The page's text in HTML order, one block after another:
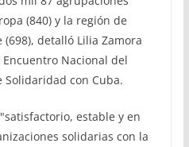
(840) y la región de
detalló Lilia Zamora
Nacional del
con Cuba.
estable y en
solidarias con la